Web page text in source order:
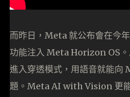
而昨日，Meta 就公布會在今
功能注入 Meta Horizon OS
進入穿透模式，用語音就能向
題。Meta AI with Vision 更